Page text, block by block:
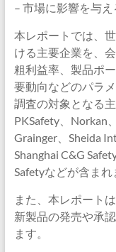
– 市場に影響を与
本レポートでは、
ける主要企業を、
粗利益率、製品ポ
要動向などのパラ
調査の対象となる
PKSafety、Norkan
Grainger、Sheida
Shanghai C&G
Safetyなどが含まれ
また、本レポート
新製品の発売や承
ます。